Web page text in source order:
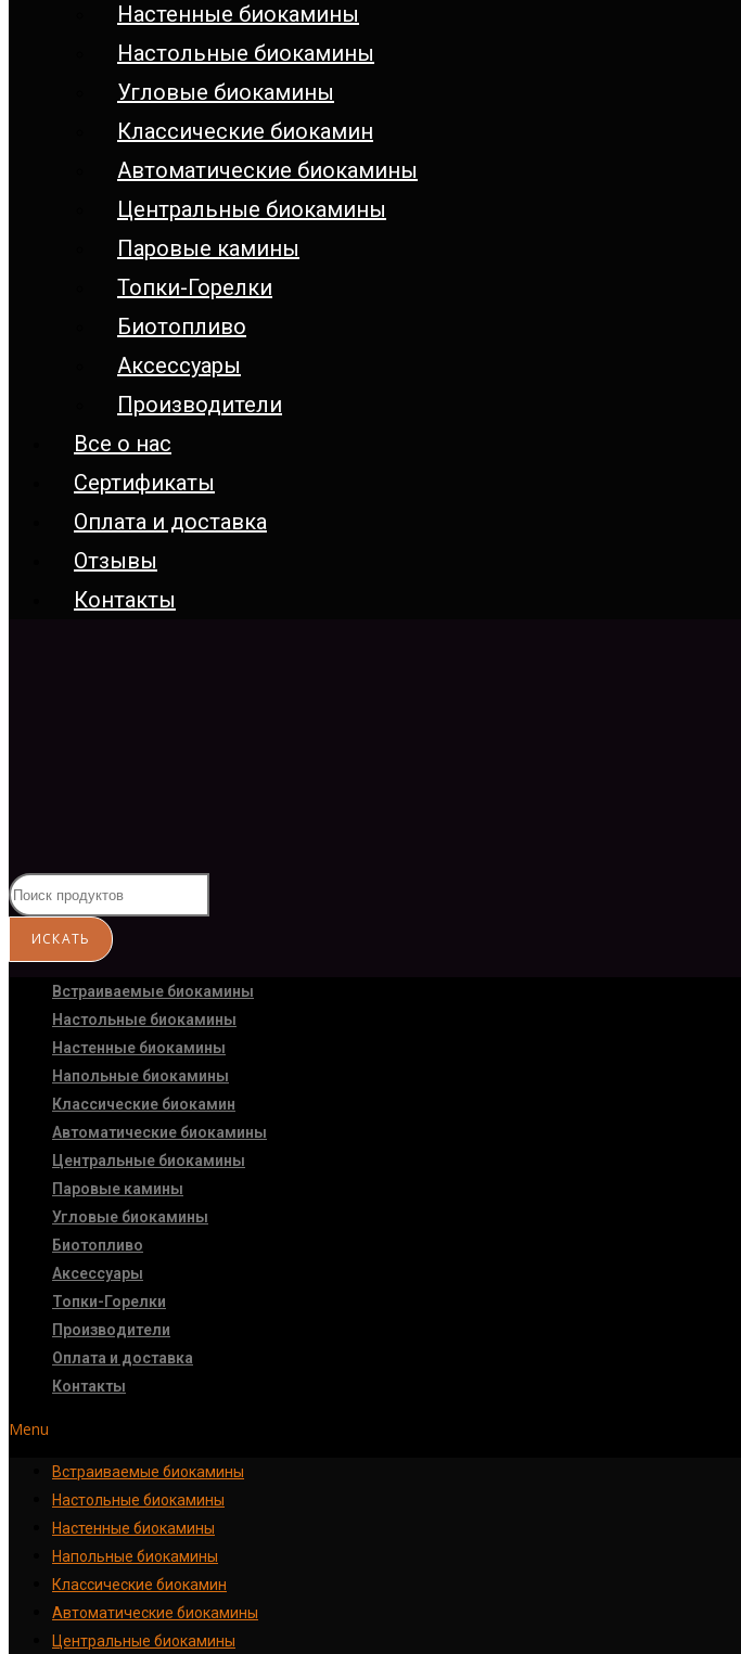
Настенные биокамины
Настoльные биокамины
Угловые биокамины
Классические биокамин
Автоматические биокамины
Центральные биокамины
Паровые камины
Топки-Горелки
Биотопливо
Аксессуары
Производители
Все о нас
Сертификаты
Оплата и доставка
Отзывы
Контакты
Встраиваемые биокамины
Настoльные биокамины
Настенные биокамины
Напольные биокамины
Классические биокамин
Автоматические биокамины
Центральные биокамины
Паровые камины
Угловые биокамины
Биотопливо
Аксессуары
Топки-Горелки
Производители
Оплата и доставка
Контакты
Menu
Встраиваемые биокамины
Настoльные биокамины
Настенные биокамины
Напольные биокамины
Классические биокамин
Автоматические биокамины
Центральные биокамины